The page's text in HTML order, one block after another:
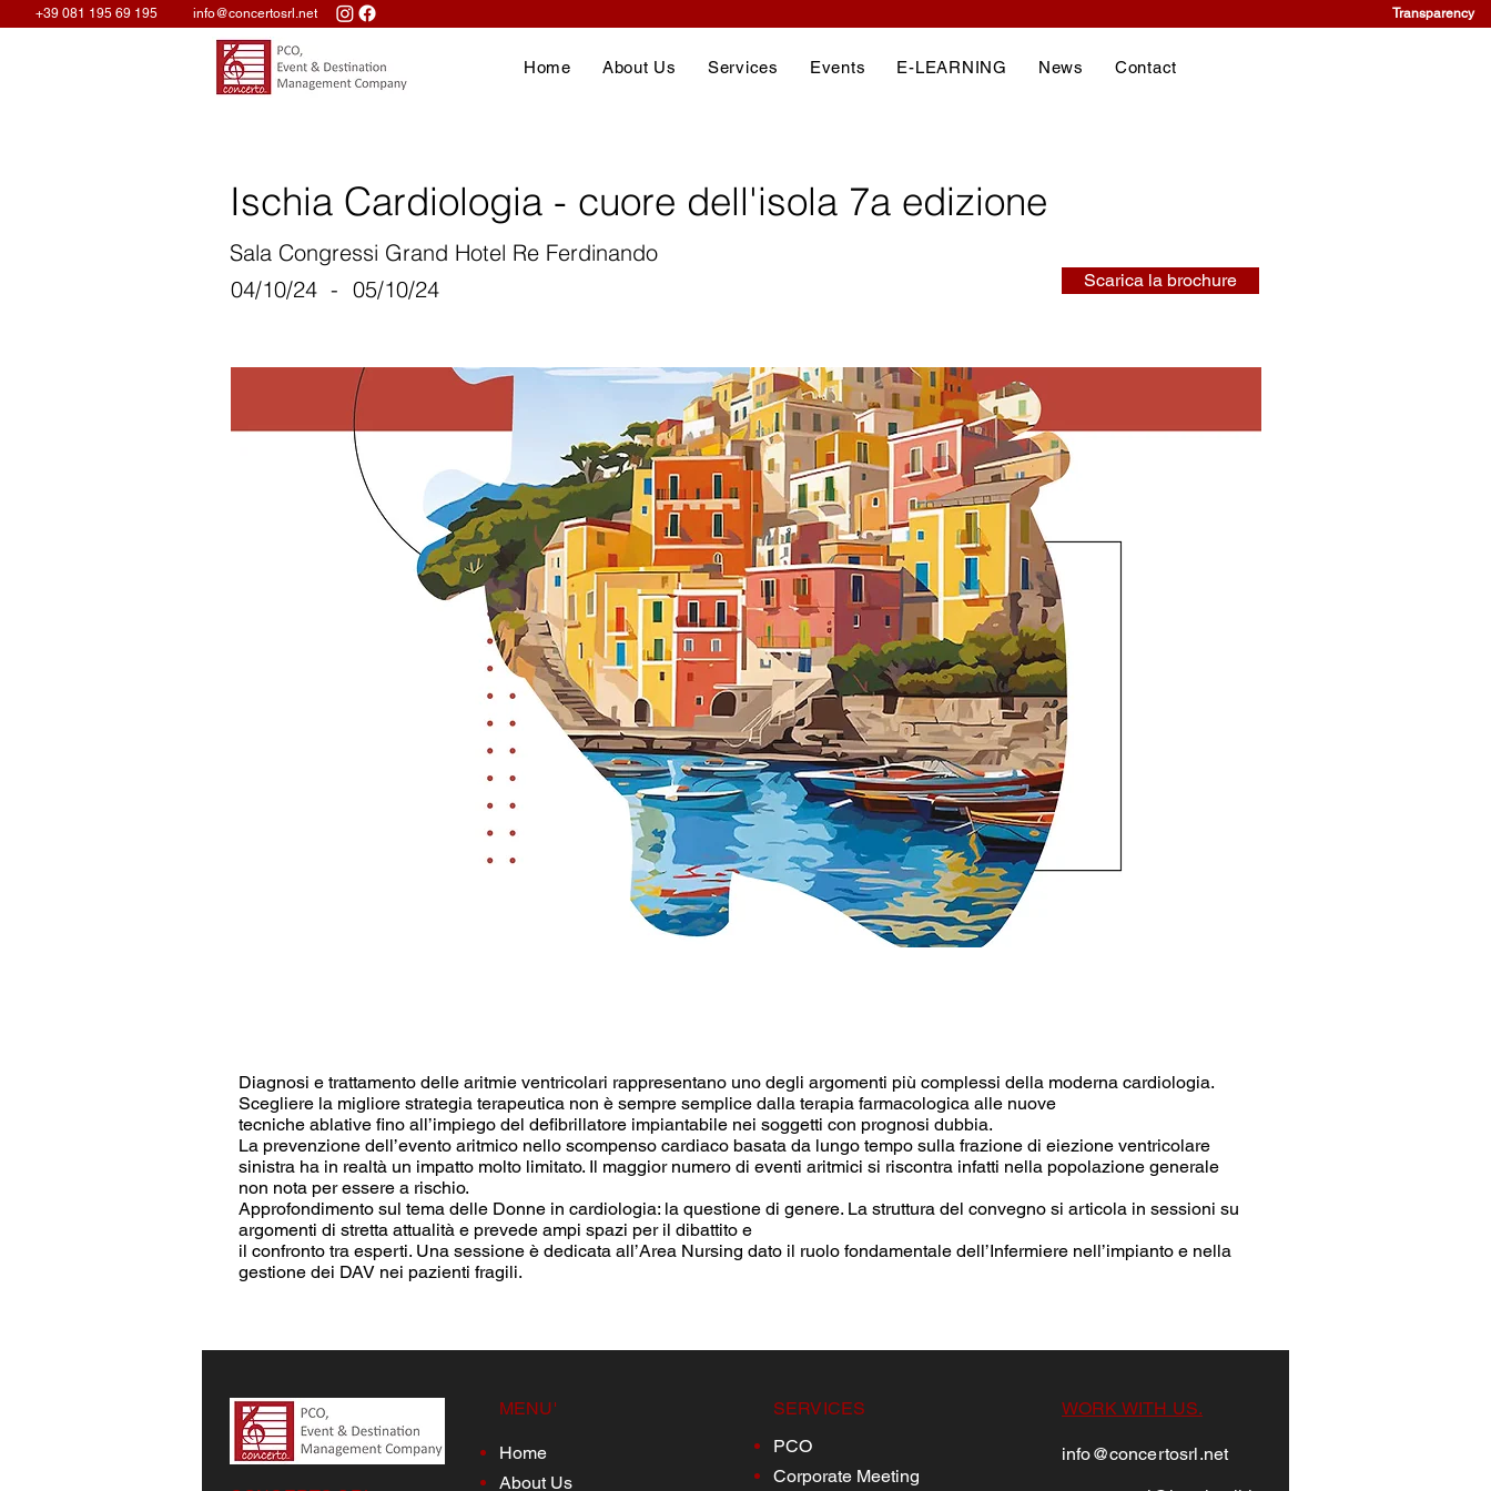
+39 081 195 69 195 info@concertosrl.net Transparency
Home About Us Services Events E-LEARNING News Contact
Ischia Cardiologia - cuore dell'isola 7a edizione
Sala Congressi Grand Hotel Re Ferdinando
04/10/24 - 05/10/24 Scarica la brochure
Diagnosi e trattamento delle aritmie ventricolari rappresentano uno degli argomenti più complessi della moderna cardiologia.
Scegliere la migliore strategia terapeutica non è sempre semplice dalla terapia farmacologica alle nuove
tecniche ablative fino all’impiego del defibrillatore impiantabile nei soggetti con prognosi dubbia.
La prevenzione dell’evento aritmico nello scompenso cardiaco basata da lungo tempo sulla frazione di eiezione ventricolare
sinistra ha in realtà un impatto molto limitato. Il maggior numero di eventi aritmici si riscontra infatti nella popolazione generale
non nota per essere a rischio.
Approfondimento sul tema delle Donne in cardiologia: la questione di genere. La struttura del convegno si articola in sessioni su
argomenti di stretta attualità e prevede ampi spazi per il dibattito e
il confronto tra esperti. Una sessione è dedicata all’Area Nursing dato il ruolo fondamentale dell’Infermiere nell’impianto e nella
gestione dei DAV nei pazienti fragili.
MENU'
Home
About Us
SERVICES
PCO
Corporate Meeting
WORK WITH US.
info@concertosrl.net